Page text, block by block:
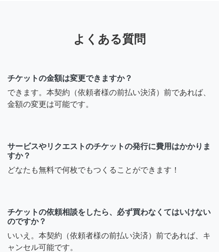
よくある質問
チケットの金額は変更できますか？
できます。本契約（依頼者様の前払い決済）前であれば、
金額の変更は可能です。
サービスやリクエストのチケットの発行に費用はかかりま
すか？
どなたも無料で何枚でもつくることができます！
チケットの依頼相談をしたら、必ず買わなくてはいけない
のですか？
いいえ。本契約（依頼者様の前払い決済）前であれば、キ
ャンセル可能です。